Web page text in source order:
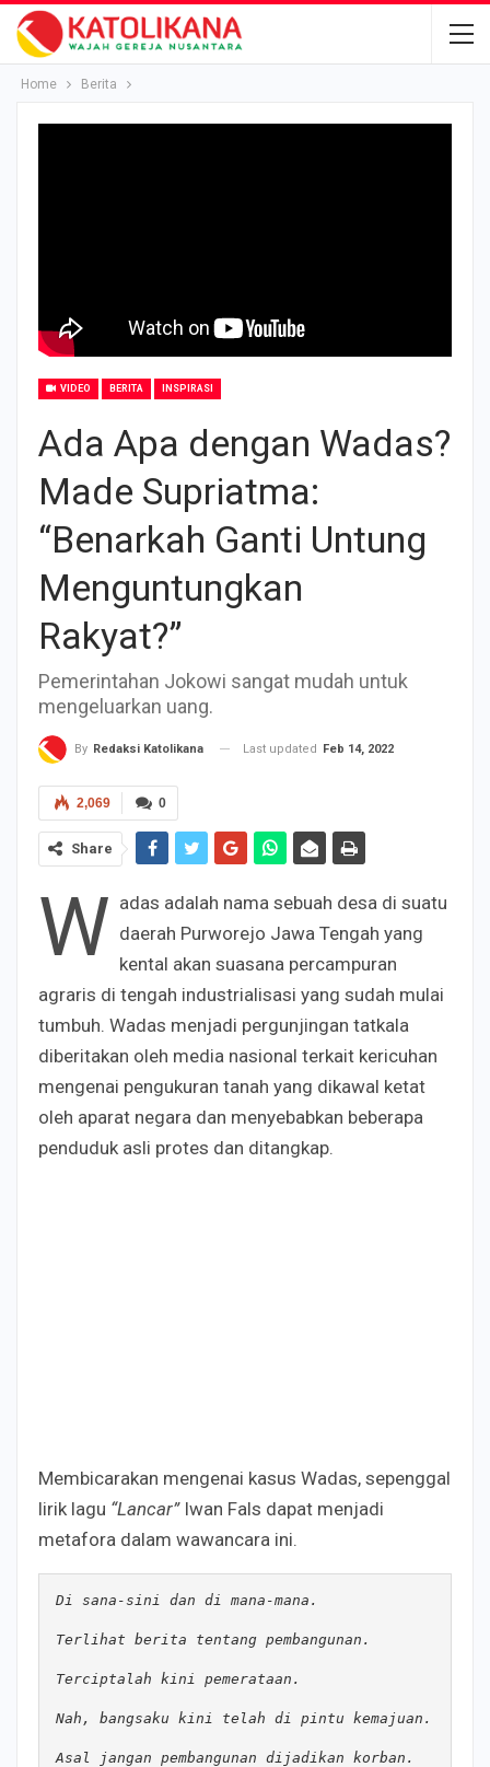
Home Berita
VIDEO BERITA INSPIRASI
Ada Apa dengan Wadas?
Made Supriatma:
“Benarkah Ganti Untung
Menguntungkan
Rakyat?”
Pemerintahan Jokowi sangat mudah untuk
mengeluarkan uang.
By Redaksi Katolikana Last updated Feb 14, 2022
0
2,069
Share
W adas adalah nama sebuah desa di suatu
daerah Purworejo Jawa Tengah yang
kental akan suasana percampuran
agraris di tengah industrialisasi yang sudah mulai
tumbuh. Wadas menjadi pergunjingan tatkala
diberitakan oleh media nasional terkait kericuhan
mengenai pengukuran tanah yang dikawal ketat
oleh aparat negara dan menyebabkan beberapa
penduduk asli protes dan ditangkap.
Membicarakan mengenai kasus Wadas, sepenggal
lirik lagu “Lancar”Iwan Fals dapat menjadi
metafora dalam wawancara ini.
Di sana-sini dan di mana-mana.
Terlihat berita tentang pembangunan.
Terciptalah kini pemerataan.
Nah, bangsaku kini telah di pintu kemajuan.
Asal jangan pembangunan dijadikan korban.